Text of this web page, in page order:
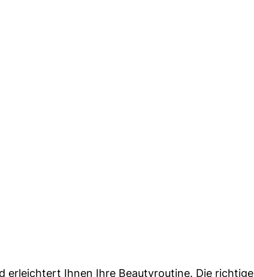
erleichtert Ihnen Ihre Beautyroutine. Die richtige